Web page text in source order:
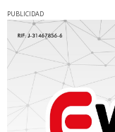
PUBLICIDAD